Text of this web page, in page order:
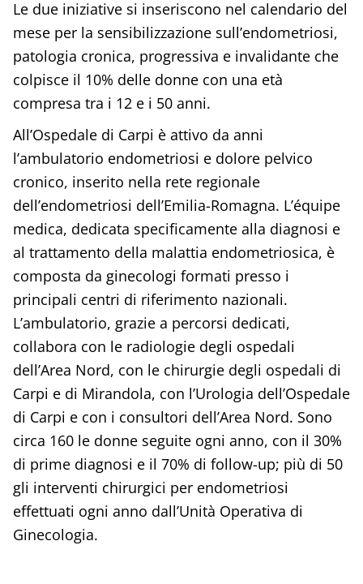
Le due iniziative si inseriscono nel calendario del
mese per la sensibilizzazione sull’endometriosi,
patologia cronica, progressiva e invalidante che
colpisce il 10% delle donne con una età
compresa tra i 12 e i 50 anni.
All’Ospedale di Carpi è attivo da anni
l’ambulatorio endometriosi e dolore pelvico
cronico, inserito nella rete regionale
dell’endometriosi dell’Emilia-Romagna. L’équipe
medica, dedicata specificamente alla diagnosi e
al trattamento della malattia endometriosica, è
composta da ginecologi formati presso i
principali centri di riferimento nazionali.
L’ambulatorio, grazie a percorsi dedicati,
collabora con le radiologie degli ospedali
dell’Area Nord, con le chirurgie degli ospedali di
Carpi e di Mirandola, con l’Urologia dell’Ospedale
di Carpi e con i consultori dell’Area Nord. Sono
circa 160 le donne seguite ogni anno, con il 30%
di prime diagnosi e il 70% di follow-up; più di 50
gli interventi chirurgici per endometriosi
effettuati ogni anno dall’Unità Operativa di
Ginecologia.